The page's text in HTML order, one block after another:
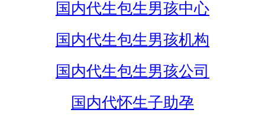
国内代生包生男孩中心
国内代生包生男孩机构
国内代生包生男孩公司
国内代怀生子助孕